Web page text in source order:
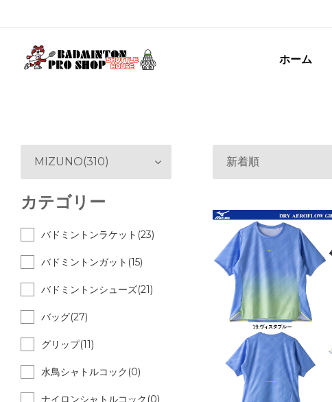
ホーム
新着順
MIZUNO(310)
カテゴリー
バドミントンラケット(23)
バドミントンガット(15)
バドミントンシューズ(21)
バッグ(27)
グリップ(11)
水鳥シャトルコック(0)
ナイロンシャトルコック(0)